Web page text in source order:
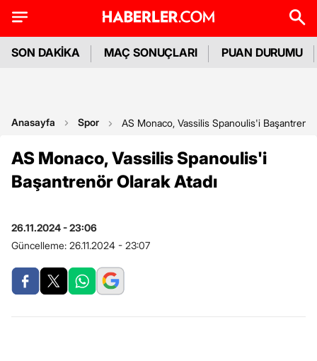
SON DAKİKA MAÇ SONUÇLARI PUAN DURUMU
Anasayfa Spor AS Monaco, Vassilis Spanoulis'i
AS Monaco, Vassilis Spanoulis'i
Başantrenör Olarak Atadı
26.11.2024 - 23:06
Güncelleme: 26.11.2024 - 23:07